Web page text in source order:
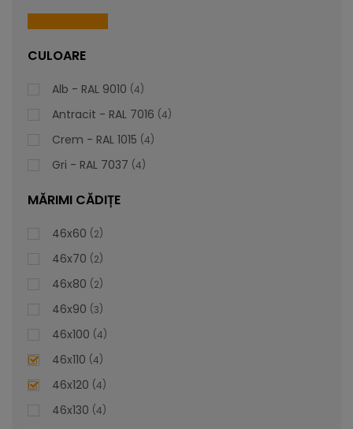
De la 1.016,81
Lavoar Suspendat - Bianca
CULOARE
Alb - RAL 9010 4
Antracit - RAL 7016 4
Crem - RAL 1015 4
Gri - RAL 7037 4
MĂRIMI CĂDIȚE
46x60 2
46x70 2
46x80 2
46x90 3
46x100 4
46x110 4
46x120 4
46x130 4